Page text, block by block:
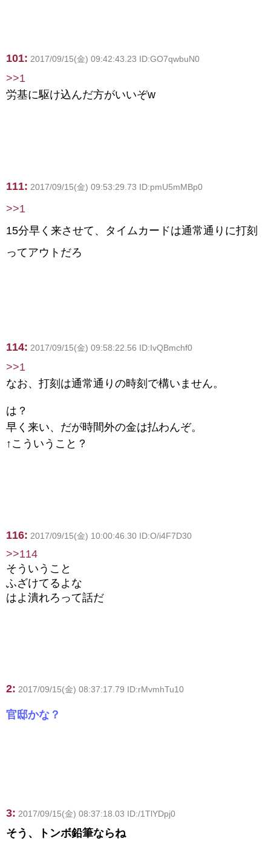
101: 2017/09/15(金) 09:42:43.23 ID:GO7qwbuN0
>>1
労基に駆け込んだ方がいいぞw
111: 2017/09/15(金) 09:53:29.73 ID:pmU5mMBp0
>>1
15分早く来させて、タイムカードは通常通りに打刻
ってアウトだろ
114: 2017/09/15(金) 09:58:22.56 ID:IvQBmchf0
>>1
なお、打刻は通常通りの時刻で構いません。
は？
早く来い、だが時間外の金は払わんぞ。
↑こういうこと？
116: 2017/09/15(金) 10:00:46.30 ID:O/i4F7D30
>>114
そういうこと
ふざけてるよな
はよ潰れろって話だ
2: 2017/09/15(金) 08:37:17.79 ID:rMvmhTu10
官邸かな？
3: 2017/09/15(金) 08:37:18.03 ID:/1TlYDpj0
そう、トンボ鉛筆ならね